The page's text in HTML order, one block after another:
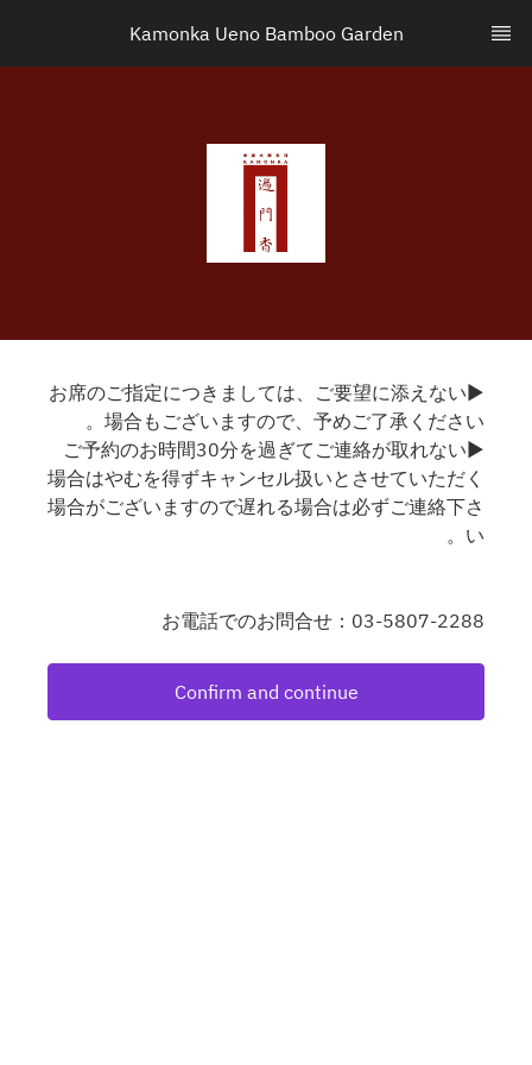
Kamonka Ueno Bamboo Garden
▶お席のご指定につきましては、ご要望に添えない
場合もございますので、予めご了承ください。
▶ご予約のお時間30分を過ぎてご連絡が取れない
場合はやむを得ずキャンセル扱いとさせていただく
場合がございますので遅れる場合は必ずご連絡下さ
い。
お電話でのお問合せ：03-5807-2288
Confirm and continue